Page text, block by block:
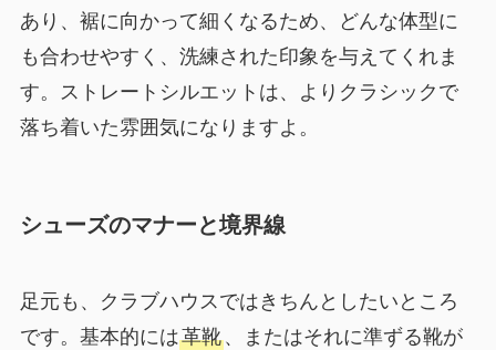
あり、裾に向かって細くなるため、どんな体型に
も合わせやすく、洗練された印象を与えてくれま
す。ストレートシルエットは、よりクラシックで
落ち着いた雰囲気になりますよ。
シューズのマナーと境界線
足元も、クラブハウスではきちんとしたいところ
です。基本的には革靴、またはそれに準ずる靴が